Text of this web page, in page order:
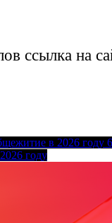
ссылка на
году